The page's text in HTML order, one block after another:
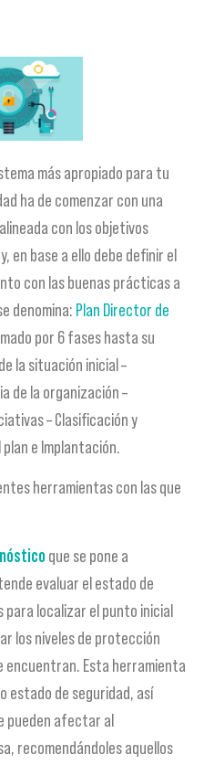
más apropiado para tu
ha de comenzar con una
con los objetivos
en base a ello debe definir el
con las buenas prácticas a
denomina: Plan Director de
por 6 fases hasta su
la situación inicial –
de la organización –
– Clasificación y
e Implantación.
herramientas con las que
que se pone a
evaluar el estado de
para localizar el punto inicial
los niveles de protección
encuentran. Esta herramienta
estado de seguridad, así
pueden afectar al
recomendándoles aquellos